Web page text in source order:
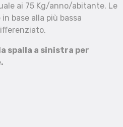
ai 75 Kg/anno/abitante. Le
base alla più bassa
spalla a sinistra per